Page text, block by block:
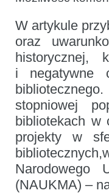
W artykule
oraz
historycznej,
i negatywne
stopniowej
bibliotekach w
projekty w
Narodowego
(NAUKMA) –